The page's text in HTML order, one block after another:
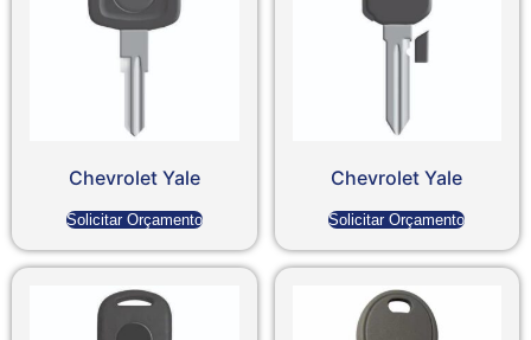
Chevrolet Yale
Solicitar Orçamento
Chevrolet Yale
Solicitar Orçamento